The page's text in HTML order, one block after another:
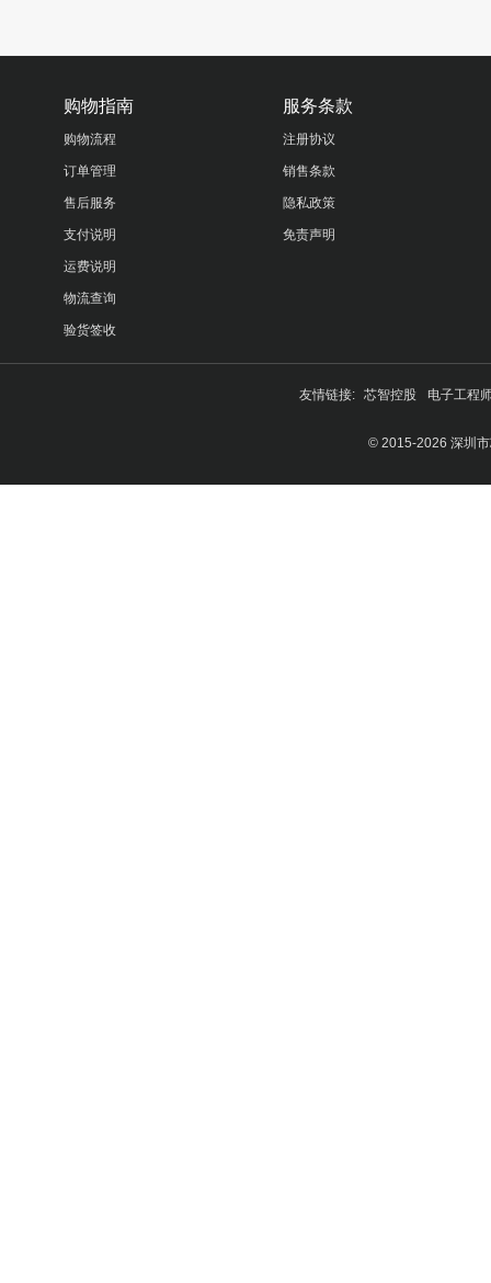
购物指南
购物流程
订单管理
售后服务
支付说明
运费说明
物流查询
验货签收
服务条款
注册协议
销售条款
隐私政策
免责声明
友情链接: 芯智控股 电子工程
© 2015-2026 深圳